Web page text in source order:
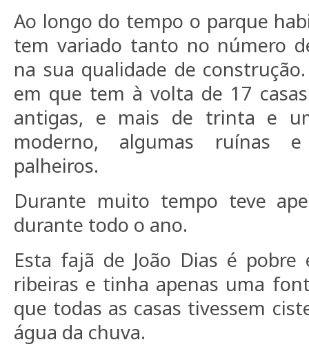
Ao longo do tempo o parque
tem variado tanto no número
na sua qualidade de
em que tem à volta de 17
antigas, e mais de trinta e
moderno, algumas ruínas
palheiros.
Durante muito tempo teve
durante todo o ano.
Esta fajã de João Dias é
ribeiras e tinha apenas uma
que todas as casas tivessem
água da chuva.